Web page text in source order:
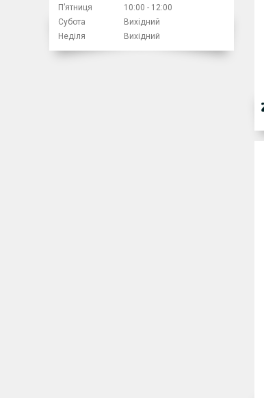
Пʼятниця
10:00
12:00
Субота
Вихідний
Неділя
Вихідний